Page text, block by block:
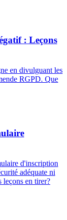
: Leçons
en divulguant les
RGPD. Que
d'inscription
adéquate ni
leçons en tirer?